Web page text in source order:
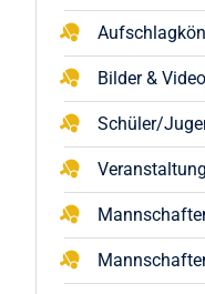
Bilder &
Schüler/